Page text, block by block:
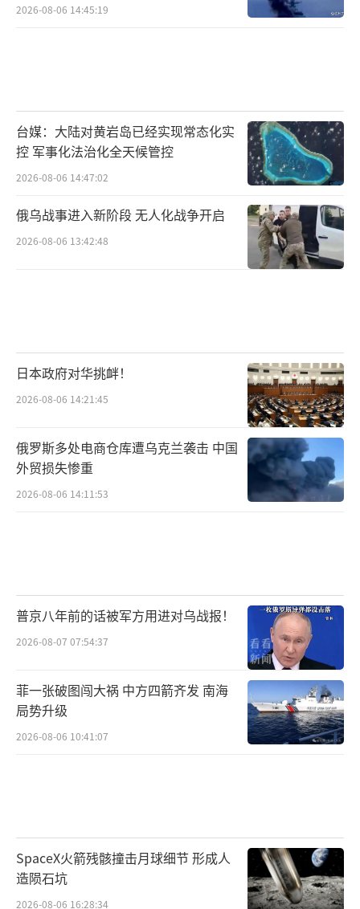
2026-08-06 14:45:19
台媒：大陆对黄岩岛已经实现常态化实
控 军事化法治化全天候管控
2026-08-06 14:47:02
俄乌战事进入新阶段 无人化战争开启
2026-08-06 13:42:48
日本政府对华挑衅！
2026-08-06 14:21:45
俄罗斯多处电商仓库遭乌克兰袭击 中国
外贸损失惨重
2026-08-06 14:11:53
普京八年前的话被军方用进对乌战报！
2026-08-07 07:54:37
菲一张破图闯大祸 中方四箭齐发 南海
局势升级
2026-08-06 10:41:07
SpaceX火箭残骸撞击月球细节 形成人
造陨石坑
2026-08-06 16:28:34